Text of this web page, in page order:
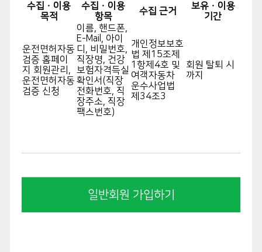
제 2조 약관의 명시와 개정
① 공단은 이 약관에 표기된 내용 및 상호, 영업
소 소재지, 대표자의 성명, 고객 만족센터 등을
회원업체 관리자가 알 수 있도록 게시합니다.
② 공단은 해당 약관에 대한 규제 및 법률, 전자
거리기본법, 전자 서명 법, 정보통신망이용촉진
등에 관한 법률, 방문 판매 등에 대한 법률, 소비
수집ㆍ이용
목적
수집ㆍ이용
항목
수집 근거
보유ㆍ이용
기간
운전면허자동
검증 홈페이
지 회원관리,
운전면허자동
검증 신청
이름, 핸드폰,
E-Mail, 아이
디, 비밀번호,
직장명, 건강
보험자격득실
확인서(직장
전화번호, 직
장주소, 직장
팩스번호)
개인정보보호
법 제15조제
1항제4호 및
여객자동차
운수사업법
제34조3
회원 탈퇴 시
까지
일반회원 가입하기